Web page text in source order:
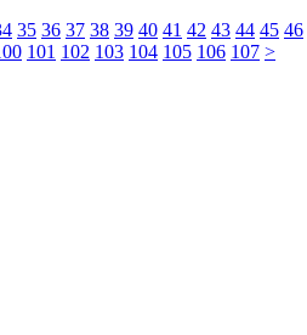
35 36 37 38 39 40 41 42 43 44 45 46
101 102 103 104 105 106 107 >